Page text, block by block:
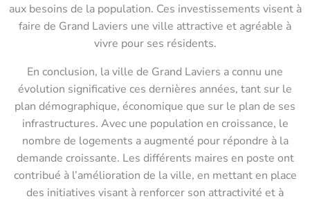
aux besoins de la population. Ces investissements visent à
faire de Grand Laviers une ville attractive et agréable à
vivre pour ses résidents.
En conclusion, la ville de Grand Laviers a connu une
évolution significative ces dernières années, tant sur le
plan démographique, économique que sur le plan de ses
infrastructures. Avec une population en croissance, le
nombre de logements a augmenté pour répondre à la
demande croissante. Les différents maires en poste ont
contribué à l’amélioration de la ville, en mettant en place
des initiatives visant à renforcer son attractivité et à